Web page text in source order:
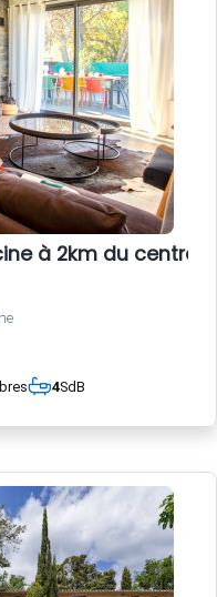
à 2km du centre-
4SdB